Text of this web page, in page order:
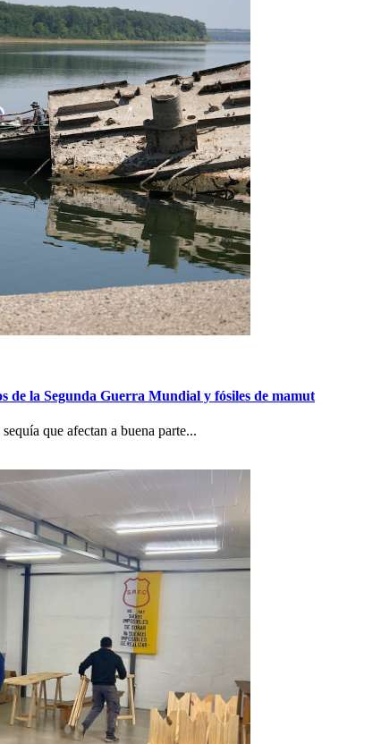
de la Segunda Guerra Mundial y fósiles de mamut
que afectan a buena parte...